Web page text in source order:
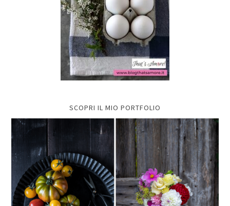
SCOPRI IL MIO PORTFOLIO